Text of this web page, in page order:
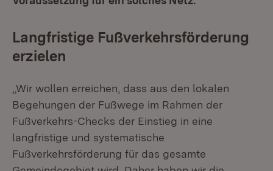
Langfristige Fußverkehrsförderung
erzielen
„Wir wollen erreichen, dass aus den lokalen
Begehungen der Fußwege im Rahmen der
Fußverkehrs-Checks der Einstieg in eine
langfristige und systematische
Fußverkehrsförderung für das gesamte